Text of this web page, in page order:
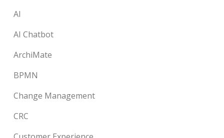
AI
AI Chatbot
ArchiMate
BPMN
Change Management
CRC